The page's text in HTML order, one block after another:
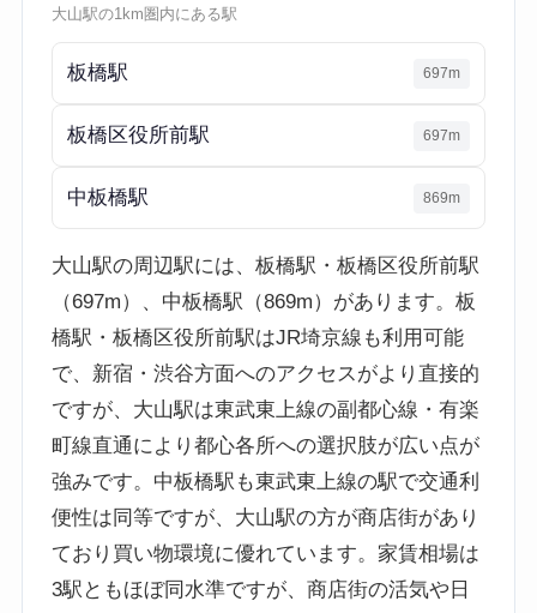
大山駅の1km圏内にある駅
板橋駅 697m
板橋区役所前駅 697m
中板橋駅 869m
大山駅の周辺駅には、板橋駅・板橋区役所前駅
（697m）、中板橋駅（869m）があります。板
橋駅・板橋区役所前駅はJR埼京線も利用可能
で、新宿・渋谷方面へのアクセスがより直接的
ですが、大山駅は東武東上線の副都心線・有楽
町線直通により都心各所への選択肢が広い点が
強みです。中板橋駅も東武東上線の駅で交通利
便性は同等ですが、大山駅の方が商店街があり
ており買い物環境に優れています。家賃相場は
3駅ともほぼ同水準ですが、商店街の活気や日